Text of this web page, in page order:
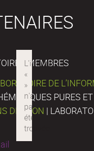
MEMBRES
DE
PURES
DE LYON |